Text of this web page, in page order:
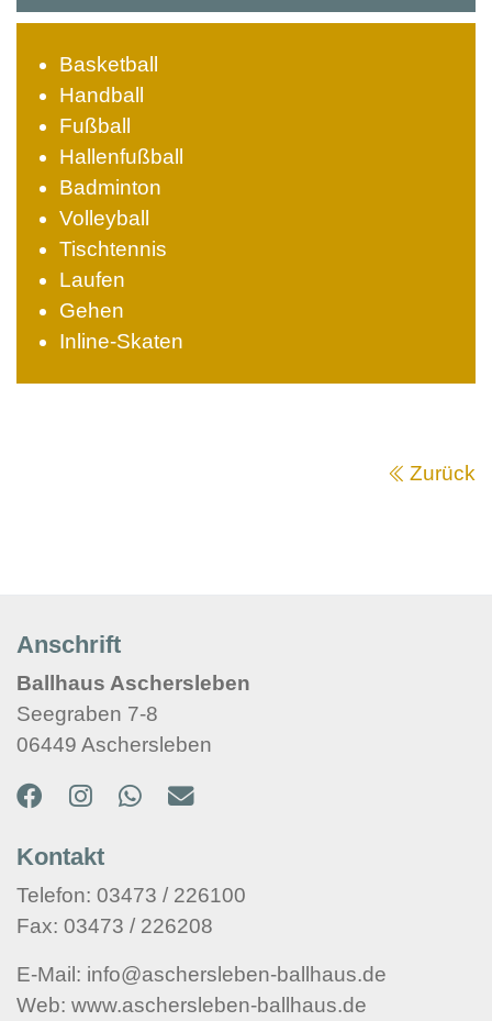
Basketball
Handball
Fußball
Hallenfußball
Badminton
Volleyball
Tischtennis
Laufen
Gehen
Inline-Skaten
Zurück
Anschrift
Ballhaus Aschersleben
Seegraben 7-8
06449 Aschersleben
Kontakt
Telefon: 03473 / 226100
Fax: 03473 / 226208
E-Mail: info@aschersleben-ballhaus.de
Web: www.aschersleben-ballhaus.de